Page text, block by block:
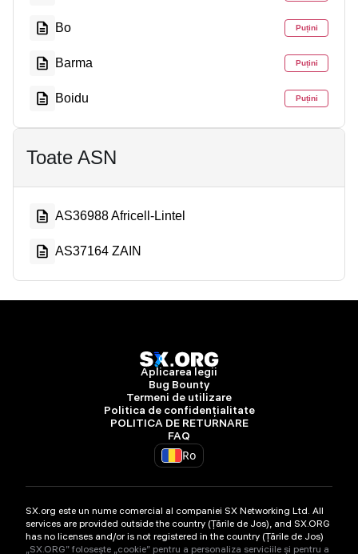
Bo Puțini
Barma Puțini
Boidu Puțini
Toate ASN
AS36988 Africell-Lintel
AS37164 ZAIN
Aplicarea legii
Bug Bounty
Termeni de utilizare
Politica de confidențialitate
POLITICA DE RETURNARE
FAQ
Ro
SX.org este un nume comercial al companiei SX Networking Ltd. All
services are provided outside the country (Țările de Jos), and SX.ORG
has no licenses and/or is not registered in the country (Țările de Jos)
„SX.ORG” folosește „cookie” pentru a personaliza serviciile și pentru a